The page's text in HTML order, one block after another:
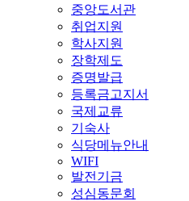
중앙도서관
취업지원
학사지원
장학제도
증명발급
등록금고지서
국제교류
기숙사
식당메뉴안내
WIFI
발전기금
성심동문회